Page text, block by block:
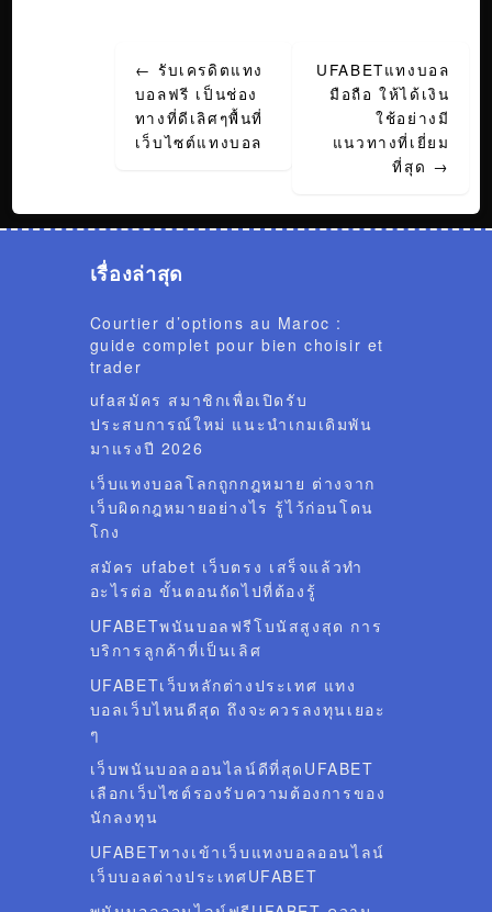
navigation
← รับเครดิตแทง
บอลฟรี เป็นช่อง
ทางที่ดีเลิศๆพื้นที่
เว็บไซต์แทงบอล
UFABETแทงบอล
มือถือ ให้ได้เงิน
ใช้อย่างมี
แนวทางที่เยี่ยม
ที่สุด →
เรื่องล่าสุด
Courtier d’options au Maroc :
guide complet pour bien choisir et
trader
ufaสมัคร สมาชิกเพื่อเปิดรับ
ประสบการณ์ใหม่ แนะนำเกมเดิมพัน
มาแรงปี 2026
เว็บแทงบอลโลกถูกกฎหมาย ต่างจาก
เว็บผิดกฎหมายอย่างไร รู้ไว้ก่อนโดน
โกง
สมัคร ufabet เว็บตรง เสร็จแล้วทำ
อะไรต่อ ขั้นตอนถัดไปที่ต้องรู้
UFABETพนันบอลฟรีโบนัสสูงสุด การ
บริการลูกค้าที่เป็นเลิศ
UFABETเว็บหลักต่างประเทศ แทง
บอลเว็บไหนดีสุด ถึงจะควรลงทุนเยอะ
ๆ
เว็บพนันบอลออนไลน์ดีที่สุดUFABET
เลือกเว็บไซต์รองรับความต้องการของ
นักลงทุน
UFABETทางเข้าเว็บแทงบอลออนไลน์
เว็บบอลต่างประเทศUFABET